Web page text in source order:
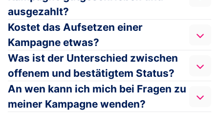
ausgezahlt?
Kostet das Aufsetzen einer
Kampagne etwas?
Was ist der Unterschied zwischen
offenem und bestätigtem Status?
An wen kann ich mich bei Fragen zu
meiner Kampagne wenden?